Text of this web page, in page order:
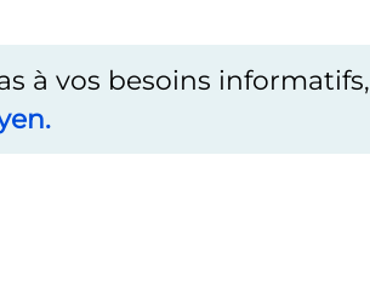
à vos besoins informatifs,